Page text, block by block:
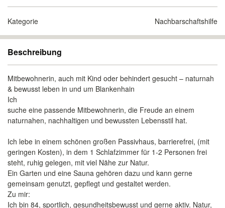
Kategorie Nachbarschaftshilfe
Beschreibung
Mitbewohnerin, auch mit Kind oder behindert gesucht – naturnah
& bewusst leben in und um Blankenhain
Ich
suche eine passende Mitbewohnerin, die Freude an einem
naturnahen, nachhaltigen und bewussten Lebensstil hat.
Ich lebe in einem schönen großen Passivhaus, barrierefrei, (mit
geringen Kosten), in dem 1 Schlafzimmer für 1-2 Personen frei
steht, ruhig gelegen, mit viel Nähe zur Natur.
Ein Garten und eine Sauna gehören dazu und kann gerne
gemeinsam genutzt, gepflegt und gestaltet werden.
Zu mir:
Ich bin 84, sportlich, gesundheitsbewusst und gerne aktiv. Natur,